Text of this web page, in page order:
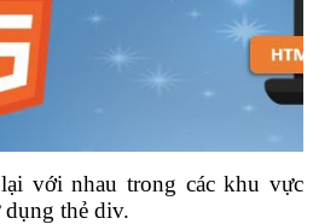
với nhau trong các khu vực
dụng thẻ div.